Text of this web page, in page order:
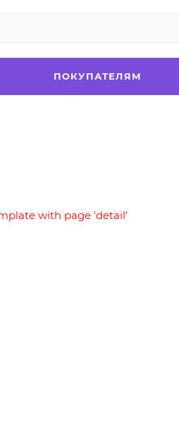
ПОКУПАТЕЛЯМ
with page 'detail'